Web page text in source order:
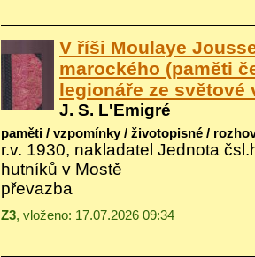
V říši Moulaye
marockého (paměti
legionáře ze světové
J. S. L'Emigré
paměti / vzpomínky / životopisné /
r.v. 1930, nakladatel Jednota
hutníků v Mostě
převazba
Z3, vloženo: 17.07.2026 09:34